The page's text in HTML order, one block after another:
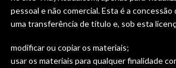
pessoal e não comercial. Esta é a concessão
uma transferência de título e, sob esta
modificar ou copiar os materiais;
usar os materiais para qualquer finalidade